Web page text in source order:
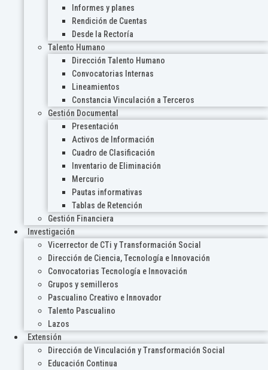
Informes y planes
Rendición de Cuentas
Desde la Rectoría
Talento Humano
Dirección Talento Humano
Convocatorias Internas
Lineamientos
Constancia Vinculación a Terceros
Gestión Documental
Presentación
Activos de Información
Cuadro de Clasificación
Inventario de Eliminación
Mercurio
Pautas informativas
Tablas de Retención
Gestión Financiera
Investigación
Vicerrector de CTi y Transformación Social
Dirección de Ciencia, Tecnología e Innovación
Convocatorias Tecnología e Innovación
Grupos y semilleros
Pascualino Creativo e Innovador
Talento Pascualino
Lazos
Extensión
Dirección de Vinculación y Transformación Social
Educación Continua